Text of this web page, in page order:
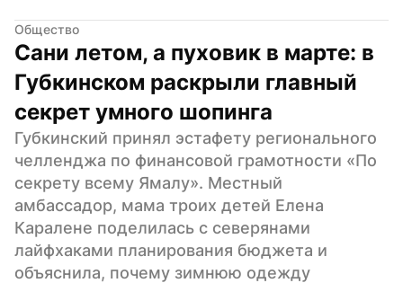
Общество
Сани летом, а пуховик в марте: в
Губкинском раскрыли главный
секрет умного шопинга
Губкинский принял эстафету регионального
челленджа по финансовой грамотности «По
секрету всему Ямалу». Местный
амбассадор, мама троих детей Елена
Каралене поделилась с северянами
лайфхаками планирования бюджета и
объяснила, почему зимнюю одежду